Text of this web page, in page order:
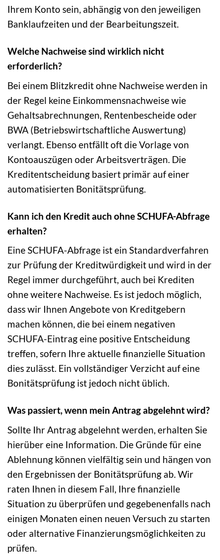
Ihrem Konto sein, abhängig von den jeweiligen
Banklaufzeiten und der Bearbeitungszeit.
Welche Nachweise sind wirklich nicht
erforderlich?
Bei einem Blitzkredit ohne Nachweise werden in
der Regel keine Einkommensnachweise wie
Gehaltsabrechnungen, Rentenbescheide oder
BWA (Betriebswirtschaftliche Auswertung)
verlangt. Ebenso entfällt oft die Vorlage von
Kontoauszügen oder Arbeitsverträgen. Die
Kreditentscheidung basiert primär auf einer
automatisierten Bonitätsprüfung.
Kann ich den Kredit auch ohne SCHUFA-Abfrage
erhalten?
Eine SCHUFA-Abfrage ist ein Standardverfahren
zur Prüfung der Kreditwürdigkeit und wird in der
Regel immer durchgeführt, auch bei Krediten
ohne weitere Nachweise. Es ist jedoch möglich,
dass wir Ihnen Angebote von Kreditgebern
machen können, die bei einem negativen
SCHUFA-Eintrag eine positive Entscheidung
treffen, sofern Ihre aktuelle finanzielle Situation
dies zulässt. Ein vollständiger Verzicht auf eine
Bonitätsprüfung ist jedoch nicht üblich.
Was passiert, wenn mein Antrag abgelehnt wird?
Sollte Ihr Antrag abgelehnt werden, erhalten Sie
hierüber eine Information. Die Gründe für eine
Ablehnung können vielfältig sein und hängen von
den Ergebnissen der Bonitätsprüfung ab. Wir
raten Ihnen in diesem Fall, Ihre finanzielle
Situation zu überprüfen und gegebenenfalls nach
einigen Monaten einen neuen Versuch zu starten
oder alternative Finanzierungsmöglichkeiten zu
prüfen.